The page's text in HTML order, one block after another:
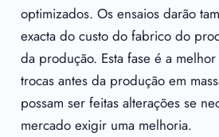
optimizados. Os ensaios darão
exacta do custo do fabrico do
da produção. Esta fase é a
trocas antes da produção em
possam ser feitas alterações se
mercado exigir uma melhoria.